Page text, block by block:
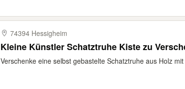
74394 Hessigheim
Kleine Künstler Schatztruhe Kiste zu
Verschenke eine selbst gebastelte Schatztruhe aus Holz